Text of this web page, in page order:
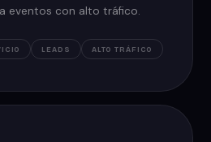
eventos con alto tráfico.
LEADS ALTO TRÁFICO